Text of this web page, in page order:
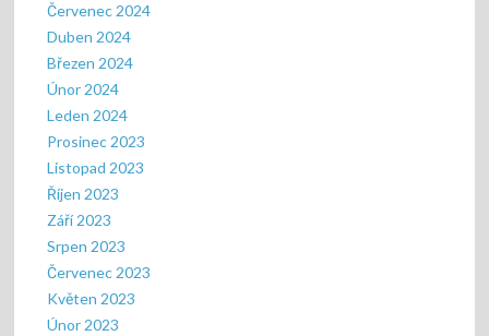
Červenec 2024
Duben 2024
Březen 2024
Únor 2024
Leden 2024
Prosinec 2023
Listopad 2023
Říjen 2023
Září 2023
Srpen 2023
Červenec 2023
Květen 2023
Únor 2023